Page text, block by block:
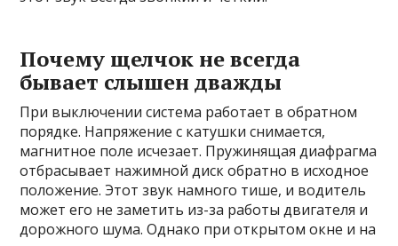
Почему щелчок не всегда
бывает слышен дважды
При выключении система работает в обратном
порядке. Напряжение с катушки снимается,
магнитное поле исчезает. Пружинящая диафрагма
отбрасывает нажимной диск обратно в исходное
положение. Этот звук намного тише, и водитель
может его не заметить из-за работы двигателя и
дорожного шума. Однако при открытом окне и на